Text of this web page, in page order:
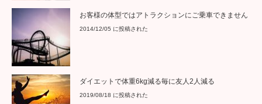
お客様の体型ではアトラクションにご乗車できません
2014/12/05 に投稿された
ダイエットで体重6kg減る毎に友人2人減る
2019/08/18 に投稿された